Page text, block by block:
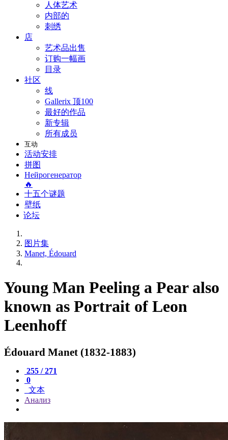
人体艺术
内部的
刺绣
店
艺术品出售
订购一幅画
目录
社区
线
Gallerix 顶100
最好的作品
新专辑
所有成员
互动
活动安排
拼图
Нейрогенератор
🔥
十五个谜题
壁纸
论坛
图片集
Manet, Édouard
Young Man Peeling a Pear also
known as Portrait of Leon
Leenhoff
Édouard Manet (1832-1883)
255 / 271
0
文本
Анализ